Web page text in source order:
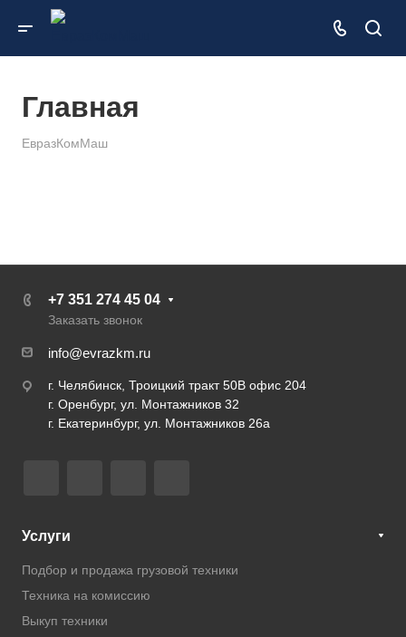
Главная
ЕвразКомМаш
+7 351 274 45 04
Заказать звонок
info@evrazkm.ru
г. Челябинск, Троицкий тракт 50В офис 204
г. Оренбург, ул. Монтажников 32
г. Екатеринбург, ул. Монтажников 26а
Услуги
Подбор и продажа грузовой техники
Техника на комиссию
Выкуп техники